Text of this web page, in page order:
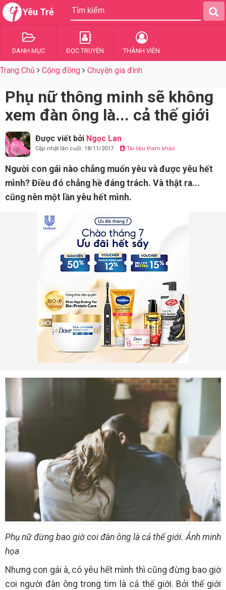
Yêu Trẻ
DANH MỤC ĐỌC TRUYỆN THÀNH VIÊN
Trang Chủ Cộng đồng Chuyện gia đình
Phụ nữ thông minh sẽ không
xem đàn ông là... cả thế giới
Được viết bởi Ngọc Lan
Cập nhật lần cuối: 18/11/2017 Tài liệu tham khảo
Người con gái nào chẳng muốn yêu và được yêu hết
mình? Điều đó chẳng hề đáng trách. Và thật ra...
cũng nên một lần yêu hết mình.
Phụ nữ đừng bao giờ coi đàn ông là cả thế giới. Ảnh minh
họa
Nhưng con gái à, có yêu hết mình thì cũng đừng bao giờ
coi người đàn ông trong tim là cả thế giới. Bởi thế giới